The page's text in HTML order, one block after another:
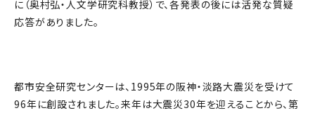
に（奥村弘・人文学研究科教授）で、各発表の後には活発な質疑
応答がありました。
都市安全研究センターは、1995年の阪神・淡路大震災を受けて
96年に創設されました。来年は大震災30年を迎えることから、第